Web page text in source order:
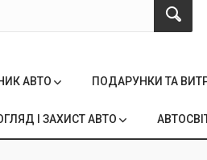
АВТО ПОДАРУНКИ ТА
І ЗАХИСТ АВТО